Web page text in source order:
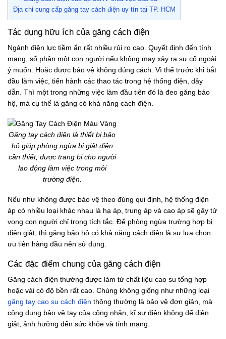
Địa chỉ cung cấp găng tay cách điện uy tín tại TP. HCM
Tác dụng hữu ích của găng cách điện
Ngành điện lực tiềm ẩn rất nhiều rủi ro cao. Quyết định đến tính
mạng, số phận một con người nếu không may xảy ra sự cố ngoài
ý muốn. Hoặc được bảo vệ không đúng cách. Vì thế trước khi bắt
đầu làm việc, tiến hành các thao tác trong hệ thống điện, dây
dẫn. Thì một trong những việc làm đầu tiên đó là đeo găng bảo
hộ, mà cụ thể là găng có khả năng cách điện.
Găng tay cách điện là thiết bị bảo
hộ giúp phòng ngừa bị giật điện
cần thiết, được trang bị cho người
lao động làm việc trong môi
trường điện.
Nếu như không được bảo vệ theo đúng qui định, hệ thống điện
áp có nhiều loại khác nhau là hạ áp, trung áp và cao áp sẽ gây tử
vong con người chỉ trong tích tắc. Để phòng ngừa trường hợp bị
điện giật, thì găng bảo hộ có khả năng cách điện là sự lựa chọn
ưu tiên hàng đầu nên sử dụng.
Các đặc điểm chung của găng cách điện
Găng cách điện thường được làm từ chất liệu cao su tổng hợp
hoặc vải có độ bền rất cao. Chúng không giống như những loại
găng tay cao su cách điện thông thường là bảo vệ đơn giản, mà
công dụng bảo vệ tay của công nhân, kĩ sư điện không để điện
giật, ảnh hưởng đến sức khỏe và tính mạng.